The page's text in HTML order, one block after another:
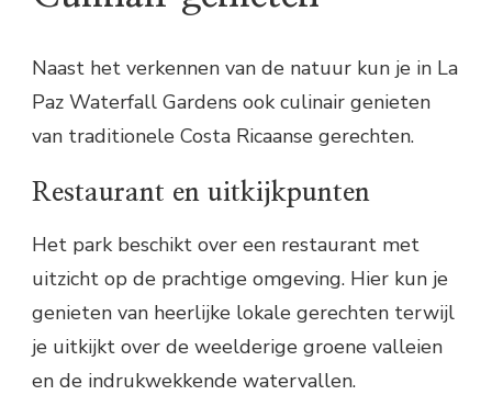
Naast het verkennen van de natuur kun je in La
Paz Waterfall Gardens ook culinair genieten
van traditionele Costa Ricaanse gerechten.
Restaurant en uitkijkpunten
Het park beschikt over een restaurant met
uitzicht op de prachtige omgeving. Hier kun je
genieten van heerlijke lokale gerechten terwijl
je uitkijkt over de weelderige groene valleien
en de indrukwekkende watervallen.